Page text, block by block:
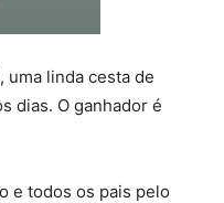
uma linda cesta de
dias. O ganhador é
e todos os pais pelo